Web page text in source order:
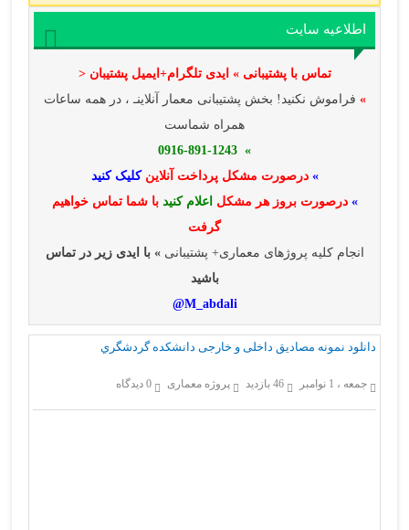
اطلاعیه سایت
تماس با پشتیبانی » ایدی تلگرام+ایمیل پشتیبان <
» فراموش نکنید! بخش پشتیبانی معمار آنلاینـ ، در همه ساعات
همراه شماست
» 0916-891-1243
» درصورت مشکل پرداخت آنلاینکلیک کنید
» درصورت بروز هر مشکل اعلام کنید با شما تماس خواهیم
گرفت
انجام کلیه پروژهای معماری+ پشتیبانی» با ایدی زیر در تماس
باشید
M_abdali@
دانلود نمونه مصادیق داخلی و خارجی دانشكده گردشگري
جمعه ، 1 نوامبر 46 بازدید پروژه معماری 0 دیدگاه